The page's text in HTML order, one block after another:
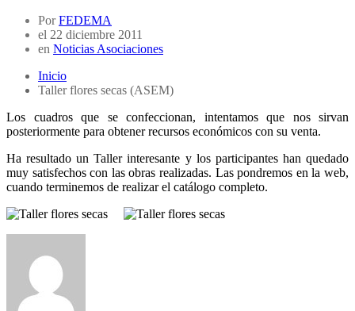
Por FEDEMA
el 22 diciembre 2011
en Noticias Asociaciones
Inicio
Taller flores secas (ASEM)
Los cuadros que se confeccionan, intentamos que nos sirvan
posteriormente para obtener recursos económicos con su venta.
Ha resultado un Taller interesante y los participantes han quedado
muy satisfechos con las obras realizadas. Las pondremos en la web,
cuando terminemos de realizar el catálogo completo.